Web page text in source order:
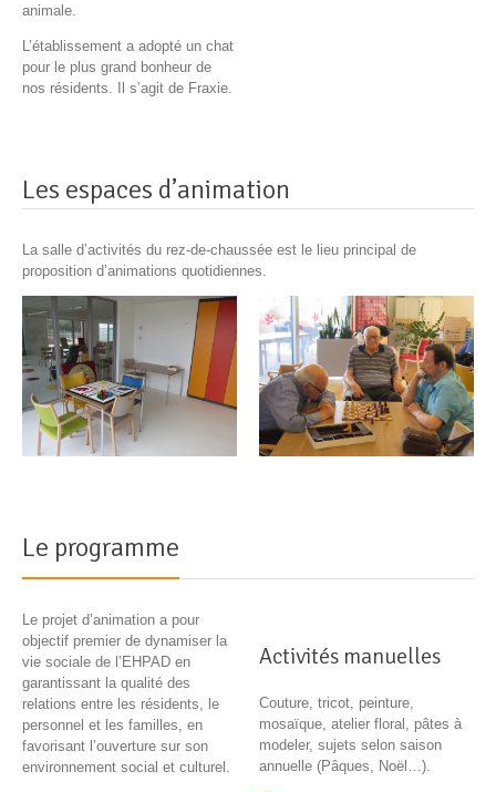
animale.
L’établissement a adopté un chat
pour le plus grand bonheur de
nos résidents. Il s’agit de Fraxie.
Les espaces d’animation
La salle d’activités du rez-de-chaussée est le lieu principal de
proposition d’animations quotidiennes.
Le programme
Le projet d’animation a pour
objectif premier de dynamiser la
vie sociale de l’EHPAD en
garantissant la qualité des
relations entre les résidents, le
personnel et les familles, en
favorisant l’ouverture sur son
environnement social et culturel.
Activités manuelles
Couture, tricot, peinture,
mosaïque, atelier floral, pâtes à
modeler, sujets selon saison
annuelle (Pâques, Noël…).